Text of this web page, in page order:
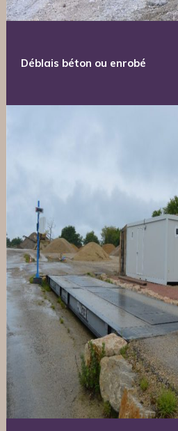
Déblais béton ou enrobé